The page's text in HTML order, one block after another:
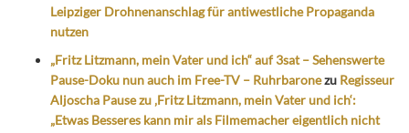
Leipziger Drohnenanschlag für antiwestliche Propaganda
nutzen
„Fritz Litzmann, mein Vater und ich“ auf 3sat – Sehenswerte
Pause-Doku nun auch im Free-TV – Ruhrbaronezu Regisseur
Aljoscha Pause zu ‚Fritz Litzmann, mein Vater und ich‘:
„Etwas Besseres kann mir als Filmemacher eigentlich nicht